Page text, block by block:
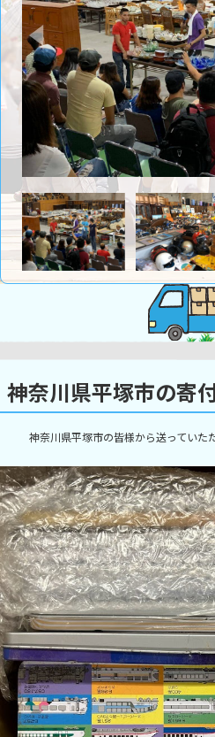
神奈川県平塚市の寄
神奈川県平塚市の皆様から送っていた